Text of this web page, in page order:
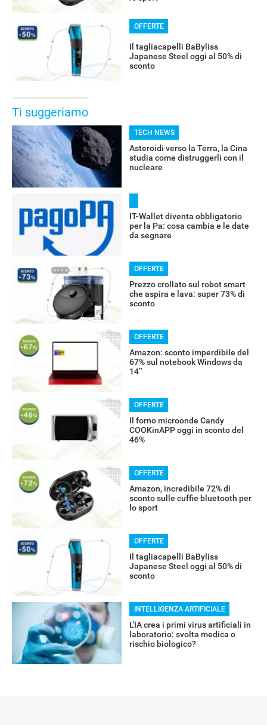
OFFERTE
Il tagliacapelli BaByliss
Japanese Steel oggi al 50% di
sconto
Ti suggeriamo
TECH NEWS
Asteroidi verso la Terra, la Cina
studia come distruggerli con il
nucleare
IT-Wallet diventa obbligatorio
per la Pa: cosa cambia e le date
da segnare
OFFERTE
Prezzo crollato sul robot smart
che aspira e lava: super 73% di
sconto
OFFERTE
Amazon: sconto imperdibile del
67% sul notebook Windows da
14’’
OFFERTE
Il forno microonde Candy
COOKinAPP oggi in sconto del
46%
OFFERTE
Amazon, incredibile 72% di
sconto sulle cuffie bluetooth per
lo sport
OFFERTE
Il tagliacapelli BaByliss
Japanese Steel oggi al 50% di
sconto
INTELLIGENZA ARTIFICIALE
L'IA crea i primi virus artificiali in
laboratorio: svolta medica o
rischio biologico?